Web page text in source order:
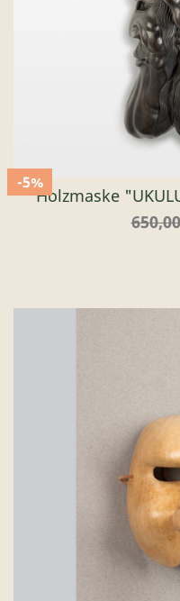
Holzmaske
-5%